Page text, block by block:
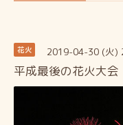
花火 2019-04-30 (火)
平成最後の花火大会